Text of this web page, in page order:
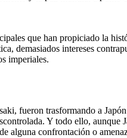
que han propiciado la
demasiados intereses
imperiales.
fueron trasformando a
Y todo ello, aunque
alguna confrontación o